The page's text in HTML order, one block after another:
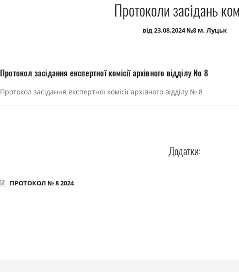
Протоколи засідань
від 23.08.2024 №8 м. Луцьк
Протокол засідання експертної комісії архівного відділу № 8
Протокол засідання експертної комісії архівного відділу № 8
Додатки:
ПРОТОКОЛ № 8 2024